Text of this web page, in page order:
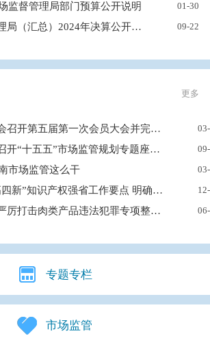
监督管理局部门预算公开说明 01-30
怀化市市场监督管理局（汇总）2024年决算公开说明 09-22
更多
湖南省市场监管学会召开第五届第一次会员大会并完成换届
省市场监管局组织召开“十五五”市场监管规划专题座谈暨工作推进...
市场监管这么干
湖南印发共建“三高四新”知识产权强省工作要点 明确27项重点任务
关于印发《怀化市严厉打击肉类产品违法犯罪专项整治工作方案》的...
专题专栏
市场监管